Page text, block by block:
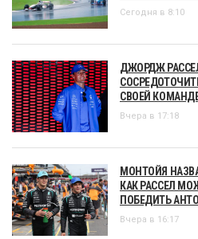
Сегодня в 8:10
ДЖОРДЖ
СВОЕЙ
Вчера в 17:18
МОНТОЙЯ
КАК РАССЕЛ
ПОБЕДИТЬ
Вчера в 16:17